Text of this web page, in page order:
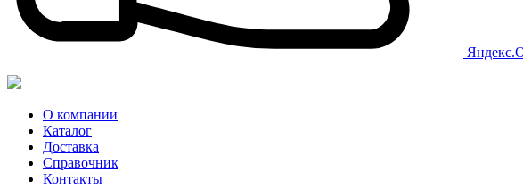
О компании
Каталог
Доставка
Справочник
Контакты